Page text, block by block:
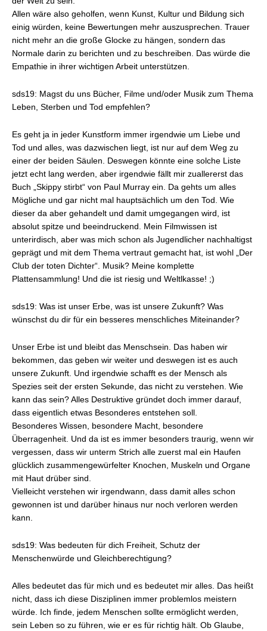
Allen wäre also geholfen, wenn Kunst, Kultur und Bildung sich
einig würden, keine Bewertungen mehr auszusprechen. Trauer
nicht mehr an die große Glocke zu hängen, sondern das
Normale darin zu berichten und zu beschreiben. Das würde die
Empathie in ihrer wichtigen Arbeit unterstützen.
sds19: Magst du uns Bücher, Filme und/oder Musik zum Thema
Leben, Sterben und Tod empfehlen?
Es geht ja in jeder Kunstform immer irgendwie um Liebe und
Tod und alles, was dazwischen liegt, ist nur auf dem Weg zu
einer der beiden Säulen. Deswegen könnte eine solche Liste
jetzt echt lang werden, aber irgendwie fällt mir zuallererst das
Buch „Skippy stirbt“ von Paul Murray ein. Da gehts um alles
Mögliche und gar nicht mal hauptsächlich um den Tod. Wie
dieser da aber gehandelt und damit umgegangen wird, ist
absolut spitze und beeindruckend. Mein Filmwissen ist
unterirdisch, aber was mich schon als Jugendlicher nachhaltigst
geprägt und mit dem Thema vertraut gemacht hat, ist wohl „Der
Club der toten Dichter“. Musik? Meine komplette
Plattensammlung! Und die ist riesig und Weltlkasse! ;)
sds19: Was ist unser Erbe, was ist unsere Zukunft? Was
wünschst du dir für ein besseres menschliches Miteinander?
Unser Erbe ist und bleibt das Menschsein. Das haben wir
bekommen, das geben wir weiter und deswegen ist es auch
unsere Zukunft. Und irgendwie schafft es der Mensch als
Spezies seit der ersten Sekunde, das nicht zu verstehen. Wie
kann das sein? Alles Destruktive gründet doch immer darauf,
dass eigentlich etwas Besonderes entstehen soll.
Besonderes Wissen, besondere Macht, besondere
Überragenheit. Und da ist es immer besonders traurig, wenn wir
vergessen, dass wir unterm Strich alle zuerst mal ein Haufen
glücklich zusammengewürfelter Knochen, Muskeln und Organe
mit Haut drüber sind.
Vielleicht verstehen wir irgendwann, dass damit alles schon
gewonnen ist und darüber hinaus nur noch verloren werden
kann.
sds19: Was bedeuten für dich Freiheit, Schutz der
Menschenwürde und Gleichberechtigung?
Alles bedeutet das für mich und es bedeutet mir alles. Das heißt
nicht, dass ich diese Disziplinen immer problemlos meistern
würde. Ich finde, jedem Menschen sollte ermöglicht werden,
sein Leben so zu führen, wie er es für richtig hält. Ob Glaube,